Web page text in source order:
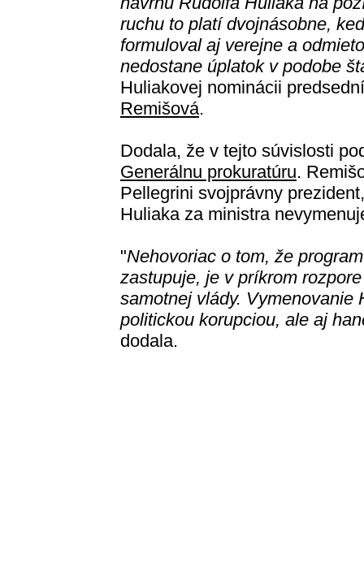
ruchu to platí dvojnásobne,
formuloval aj verejne a
nedostane úplatok v podobe
Huliakovej nominácii
Remišová.
Dodala, že v tejto súvislosti
Generálnu prokuratúru.
Pellegrini svojprávny
Huliaka za ministra
"Nehovoriac o tom, že
zastupuje, je v príkrom
samotnej vlády. Vymenovanie
politickou korupciou, ale aj
dodala.